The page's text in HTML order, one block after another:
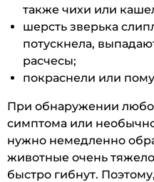
также чихи или
шерсть зверька
потускнела,
расчесы;
покраснели или
При обнаружении
симптома или
нужно немедленно
животные очень
быстро гибнут.